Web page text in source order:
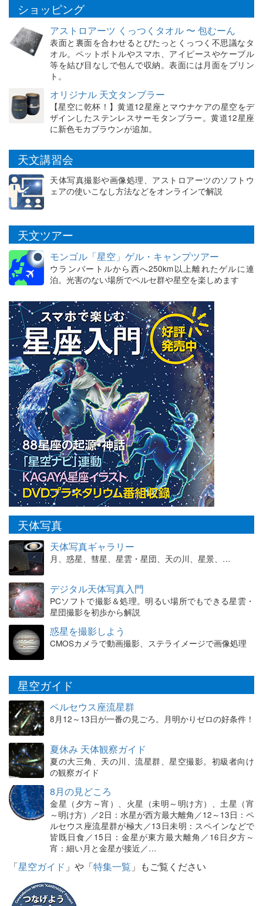
ショッピング
アストロアーツ くっつくタオル 〜 包むーん
表面と裏面を合わせるとぴたっとくっつく不思議なタ
オル。ペットボトルやスマホ、アイピースやケーブル
等を結び目なしで包んで収納。表面には月面をプリン
ト。
オリジナル 天文タンブラー
【星空に乾杯！】黄道12星座とマウナケアの星空をデ
ザインしたステンレスサーモタンブラー。黄道12星座
に新色モカブラウンが追加。
天文講習会
天体写真撮影や画像処理、アストロアーツのソフトウ
ェアの使いこなし方法などをオンラインで解説
天文ツアー
モンゴル「星空」ゲル・キャンプツアー
ウランバートルから西へ250km以上離れたゲルに連
泊。光害のない場所でペルセ群や星空を楽しめます
天体写真
天体写真ギャラリー
月、惑星、彗星、星雲・星団、天の川、星景、…
デジタル天体写真入門
PCソフトで撮影＆処理。明るい場所でもできる星雲・
星団撮影を初歩から解説
惑星を撮影しよう
CMOSカメラで動画撮影、ステライメージで画像処理
星空ガイド
ペルセウス座流星群
8月12～13日が一番の見ごろ。月明かりゼロの好条件！
夏休み 天体観察ガイド
夏の大三角、天の川、流星群、星空撮影。初級者向け
の観察ガイド
8月の見どころ
金星（夕方～宵）、火星（未明～明け方）、土星（宵
～明け方）／2日：水星が西方最大離角／12～13日：ペ
ルセウス座流星群が極大／13日未明：スペインなどで
皆既日食／15日：金星が東方最大離角／16日夕方～
宵：細い月と金星が接近／…
「星空ガイド 」や「特集一覧 」もご覧ください